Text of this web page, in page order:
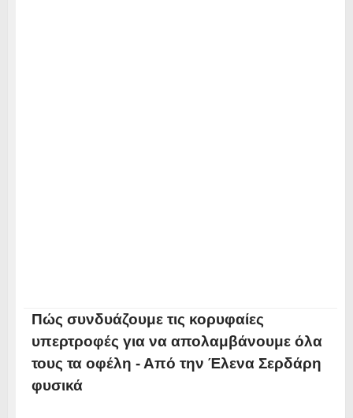
Πώς συνδυάζουμε τις κορυφαίες
υπερτροφές για να απολαμβάνουμε όλα
τους τα οφέλη - Από την Έλενα Σερδάρη
φυσικά